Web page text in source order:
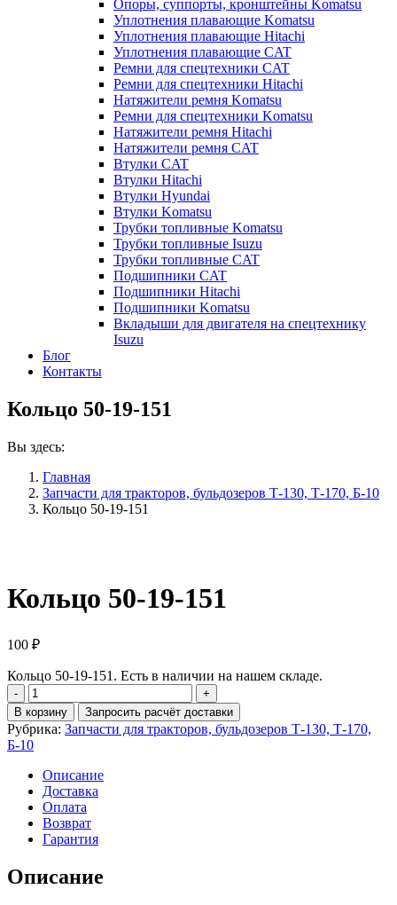
Опоры, суппорты, кронштейны Komatsu
Уплотнения плавающие Komatsu
Уплотнения плавающие Hitachi
Уплотнения плавающие CAT
Ремни для спецтехники CAT
Ремни для спецтехники Hitachi
Натяжители ремня Komatsu
Ремни для спецтехники Komatsu
Натяжители ремня Hitachi
Натяжители ремня CAT
Втулки CAT
Втулки Hitachi
Втулки Hyundai
Втулки Komatsu
Трубки топливные Komatsu
Трубки топливные Isuzu
Трубки топливные CAT
Подшипники CAT
Подшипники Hitachi
Подшипники Komatsu
Вкладыши для двигателя на спецтехнику
Isuzu
Блог
Контакты
Кольцо 50-19-151
Вы здесь:
Главная
Запчасти для тракторов, бульдозеров Т-130, Т-170, Б-10
Кольцо 50-19-151
Кольцо 50-19-151
100 ₽
Кольцо 50-19-151. Есть в наличии на нашем складе.
Количество
Кольцо
50-
19-
151
В корзину Запросить расчёт доставки
Рубрика: Запчасти для тракторов, бульдозеров Т-130, Т-170,
Б-10
Описание
Доставка
Оплата
Возврат
Гарантия
Описание